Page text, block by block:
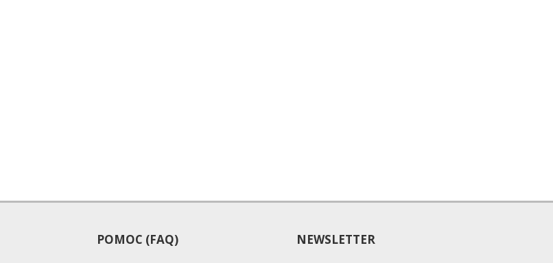
POMOC (FAQ) NEWSLETTER